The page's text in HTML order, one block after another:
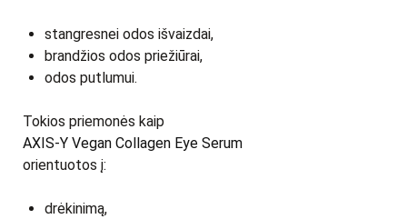
stangresnei odos išvaizdai,
brandžios odos priežiūrai,
odos putlumui.
Tokios priemonės kaip
AXIS-Y Vegan Collagen Eye Serum
orientuotos į:
drėkinimą,